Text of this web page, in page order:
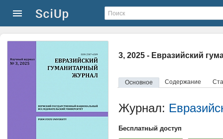
3, 2025 - Евразийский
Основное Содержание
Журнал:
Бесплатный доступ